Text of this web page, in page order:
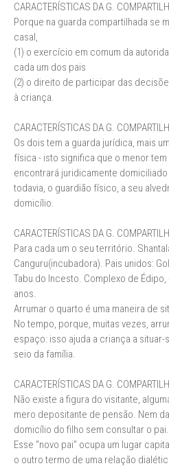
CARACTERÍSTICAS DA G.
Porque na guarda compartilhada se
casal,
(1) o exercício em comum da
cada um dos pais
(2) o direito de participar das
à criança.
CARACTERÍSTICAS DA G.
Os dois tem a guarda jurídica, mais
física - isto significa que o menor
encontrará juridicamente domiciliado
todavia, o guardião físico, a seu
domicílio.
CARACTERÍSTICAS DA G.
Para cada um o seu território.
Canguru(incubadora). Pais unidos:
Tabu do Incesto. Complexo de
anos.
Arrumar o quarto é uma maneira de
No tempo, porque, muitas vezes,
espaço: isso ajuda a criança a
seio da família.
CARACTERÍSTICAS DA G.
Não existe a figura do visitante,
mero depositante de pensão. Nem
domicílio do filho sem consultar o pai.
Esse “novo pai” ocupa um lugar
o outro termo de uma relação